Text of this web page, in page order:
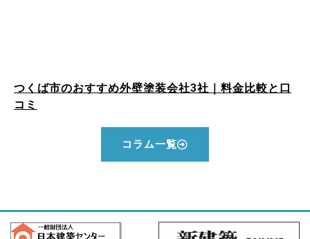
つくば市のおすすめ外壁塗装会社3社｜料金比較と口
コミ
コラム一覧